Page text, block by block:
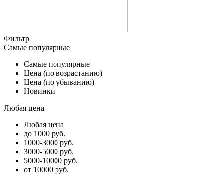
Фильтр
Самые популярные
Самые популярные
Цена (по возрастанию)
Цена (по убыванию)
Новинки
Любая цена
Любая цена
до 1000 руб.
1000-3000 руб.
3000-5000 руб.
5000-10000 руб.
от 10000 руб.